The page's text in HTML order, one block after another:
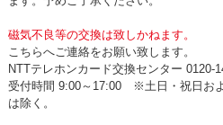
磁気不良等の交換は致しかねます。
こちらへご連絡をお願い致します。
NTTテレホンカード交換センター 0120-
受付時間 9:00～17:00 ※土日・祝日お
は除く。